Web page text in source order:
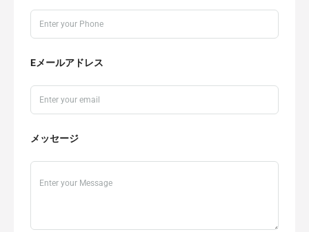
Eメールアドレス
メッセージ